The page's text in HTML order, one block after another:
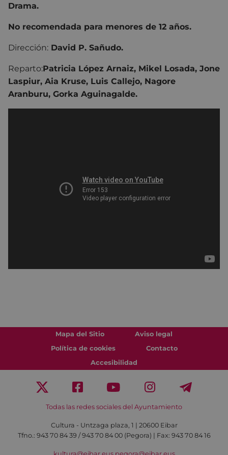
Drama.
No recomendada para menores de 12 años.
Dirección: David P. Sañudo.
Reparto:Patricia López Arnaiz, Mikel Losada, Jone
Laspiur, Aia Kruse, Luis Callejo, Nagore
Aranburu, Gorka Aguinagalde.
Mapa del Sitio
Aviso legal
Política de cookies
Contacto
Accesibilidad
Todas las redes sociales del Ayuntamiento
Cultura - Untzaga plaza, 1 | 20600 Eibar
Tfno.: 943 70 84 39 / 943 70 84 00 (Pegora) | Fax: 943 70 84 16